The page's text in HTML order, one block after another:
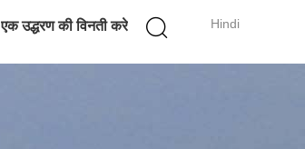
Hindi
एक उद्धरण की विनती करे